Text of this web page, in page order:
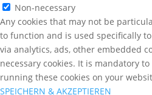
Non-necessary
Any cookies that may not be
to function and is used specifically
via analytics, ads, other embedded
necessary cookies. It is mandatory
running these cookies on your
SPEICHERN & AKZEPTIEREN